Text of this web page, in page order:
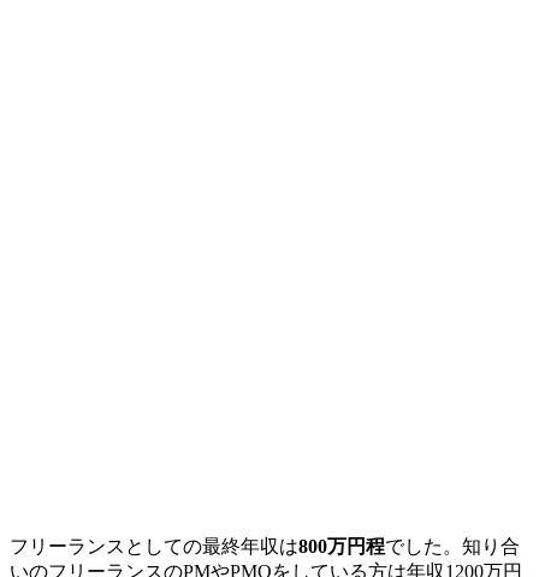
フリーランスとしての最終年収は800万円程でした。知り合
いのフリーランスのPMやPMOをしている方は年収1200万円